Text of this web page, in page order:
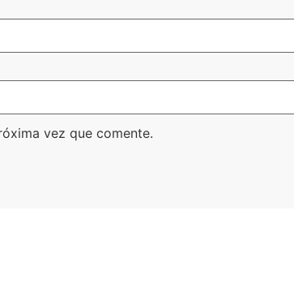
vez que comente.